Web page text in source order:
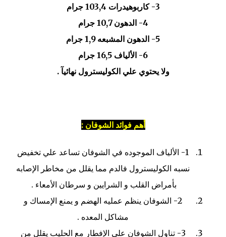
3- كاربوهيدرات 103,4 جرام
4- الدهون 10,7 جرام
5- الدهون المشبعه 1,9 جرام
6- الألياف 16,5 جرام
ولا يحتوي علي الكوليسترول نهائيآ .
أهم فوائد الشوفان :
1- الألياف الموجوده في الشوفان تساعد علي تخفيض
نسبه الكوليسترول فالدم مما يقلل من مخاطر الإصابه
بأمراض القلب و الشرايين و سرطان الأمعاء .
2- الشوفان ينظم عمليه الهضم و يمنع الإمساك و
مشاكل المعده .
3- تناول الشوفان علي الإفطار مع الحليب يقلل من